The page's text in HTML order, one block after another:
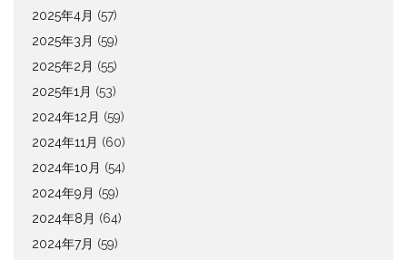
2025年4月 (57)
2025年3月 (59)
2025年2月 (55)
2025年1月 (53)
2024年12月 (59)
2024年11月 (60)
2024年10月 (54)
2024年9月 (59)
2024年8月 (64)
2024年7月 (59)